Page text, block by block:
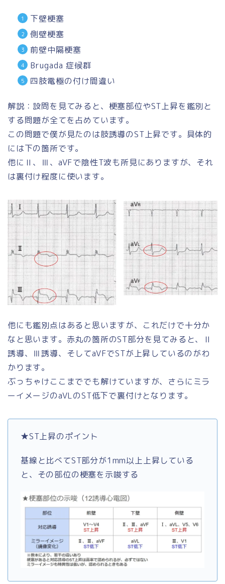
下壁梗塞
側壁梗塞
前壁中隔梗塞
Brugada 症候群
四肢電極の付け間違い
解説：設問を見てみると、梗塞部位やST上昇を鑑別と
する問題が全てを占めています。
この問題で僕が見たのは肢誘導のST上昇です。具体的
には下の箇所です。
他にⅡ、Ⅲ、aVFで陰性T波も所見にありますが、それ
は裏付け程度に使います。
他にも鑑別点はあると思いますが、これだけで十分か
なと思います。赤丸の箇所のST部分を見てみると、Ⅱ
誘導、Ⅲ誘導、そしてaVFでSTが上昇しているのがわ
かります。
ぶっちゃけここまででも解けていますが、さらにミラ
ーイメージのaVLのST低下で裏付けとなります。
★ST上昇のポイント
基線と比べてST部分が1mm以上上昇している
と、その部位の梗塞を示唆する